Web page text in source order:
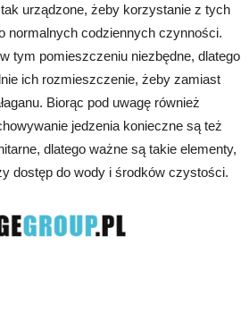
urządzone, żeby korzystanie z tych
normalnych codziennych czynności.
tym pomieszczeniu niezbędne, dlatego
ich rozmieszczenie, żeby zamiast
Biorąc pod uwagę również
jedzenia konieczne są też
dlatego ważne są takie elementy,
dostęp do wody i środków czystości.